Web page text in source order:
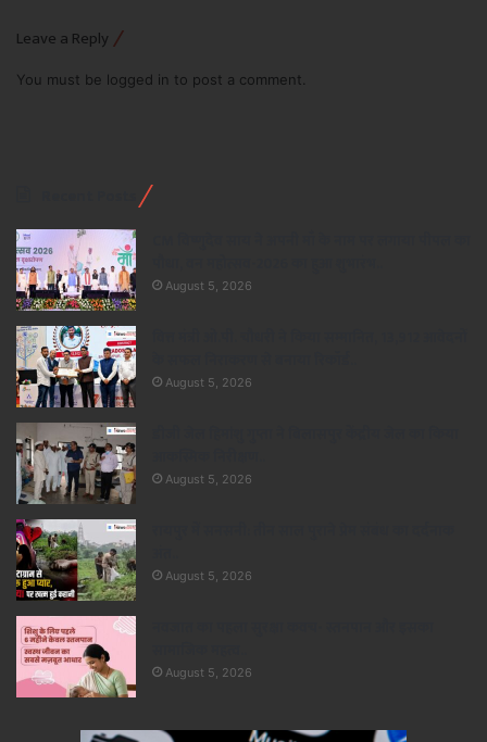
Leave a Reply
You must be logged in to post a comment.
August 5, 2026
August 5, 2026
August 5, 2026
August 5, 2026
August 5, 2026